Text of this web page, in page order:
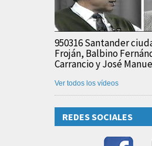
950316 Santander
Froján, Balbino
Carrancio y José
Ver todos los vídeos
REDES SOCIALES